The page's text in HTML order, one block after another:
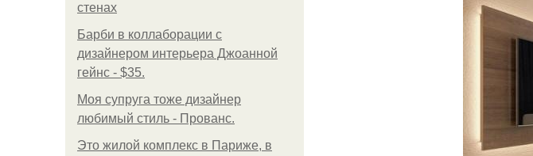
стенах
Барби в коллаборации с
дизайнером интерьера Джоанной
гейнс - $35.
Моя супруга тоже дизайнер
любимый стиль - Прованс.
Это жилой комплекс в Париже, в